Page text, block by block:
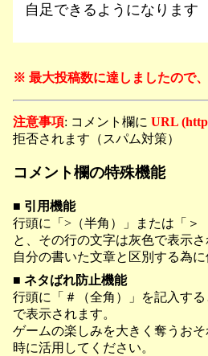
自足できるようになります
※ 最大投稿数に達しましたので、
注意事項: コメント欄に URL
拒否されます（スパム対策）
コメント欄の特殊機能
■ 引用機能
行頭に「>（半角）」または「＞
と、その行の文字は灰色で表示さ
自分の書いた文章と区別する為に
■ ネタばれ防止機能
行頭に「＃（全角）」を記入す
で表示されます。
ゲームの楽しみを大きく奪うお
時に活用してください。